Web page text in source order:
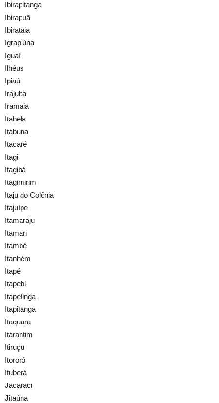
Ibirapitanga
Ibirapuã
Ibirataia
Igrapiúna
Iguaí
Ilhéus
Ipiaú
Irajuba
Iramaia
Itabela
Itabuna
Itacaré
Itagi
Itagibá
Itagimirim
Itaju do Colônia
Itajuípe
Itamaraju
Itamari
Itambé
Itanhém
Itapé
Itapebi
Itapetinga
Itapitanga
Itaquara
Itarantim
Itiruçu
Itororó
Ituberá
Jacaraci
Jitaúna